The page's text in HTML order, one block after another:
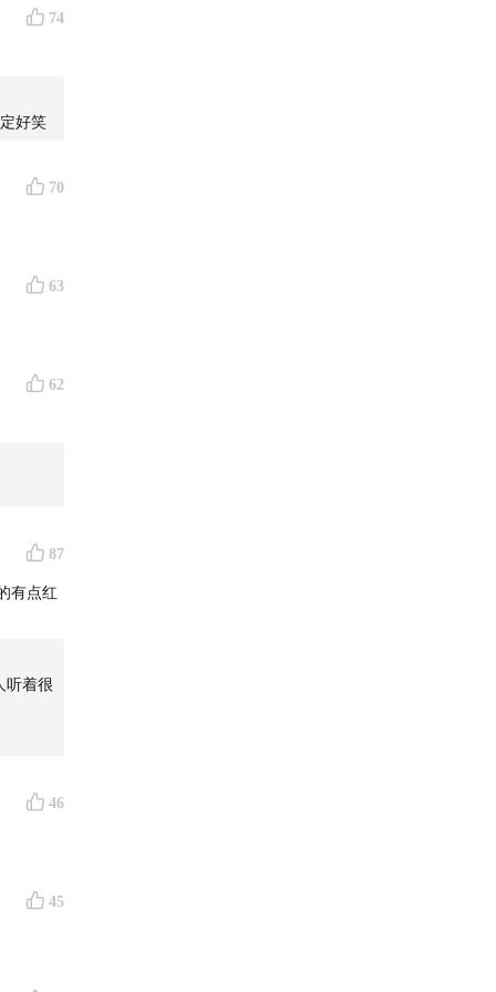
74
好笑
70
63
62
87
有点红
听着很
46
45